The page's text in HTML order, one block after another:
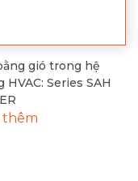
gió trong hệ
HVAC: Series SAH
thêm